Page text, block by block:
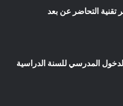
تقنية التحاضر عن بعد
المدرسي للسنة الدراسية